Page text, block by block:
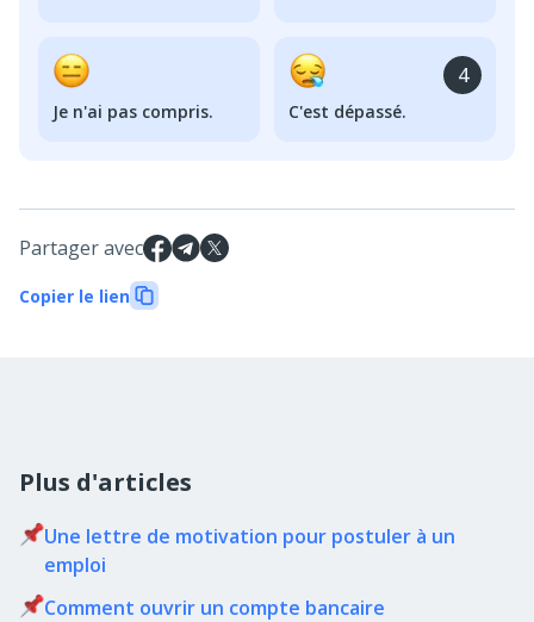
Je n'ai pas compris.
4
C'est dépassé.
Partager avec
Copier le lien
Plus d'articles
Une lettre de motivation pour postuler à un
emploi
Comment ouvrir un compte bancaire